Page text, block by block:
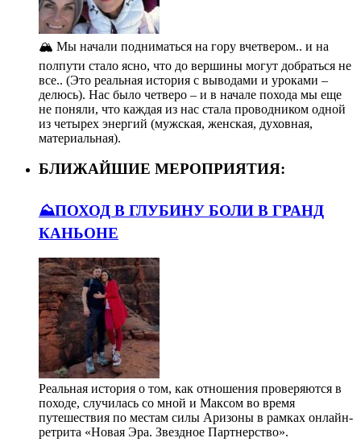
🏔️ Мы начали подниматься на гору вчетвером.. и на
полпути стало ясно, что до вершины могут добраться не
все.. (Это реальная история с выводами и уроками –
делюсь). Нас было четверо – и в начале похода мы еще
не поняли, что каждая из нас стала проводником одной
из четырех энергий (мужская, женская, духовная,
материальная).
БЛИЖАЙШИЕ МЕРОПРИЯТИЯ:
⛰️ПОХОД В ГЛУБИНУ БОЛИ В ГРАНД
КАНЬОНЕ
Реальная история о том, как отношения проверяются в
походе, случилась со мной и Максом во время
путешествия по местам силы Аризоны в рамках онлайн-
ретрита «Новая Эра. Звездное Партнерство».